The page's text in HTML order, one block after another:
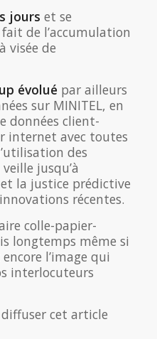
jours et se
de l’accumulation
visée de
évolué par ailleurs
sur MINITEL, en
données client-
internet avec toutes
des
jusqu’à
la justice prédictive
récentes.
colle-papier-
longtemps même si
l’image qui
interlocuteurs
cet article